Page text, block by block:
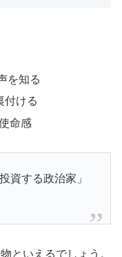
を知る
付ける
命感
資する政治家」
といえるでしょう。